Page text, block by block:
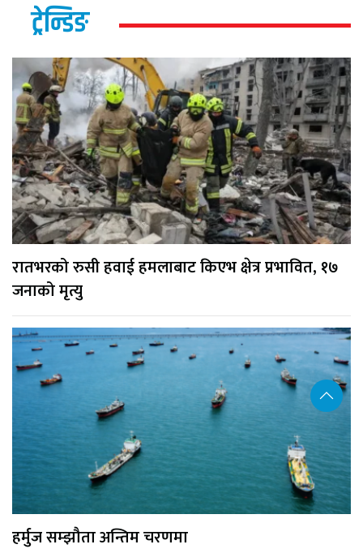
ट्रेन्डिङ
रातभरको रुसी हवाई हमलाबाट किएभ क्षेत्र प्रभावित, १७
जनाको मृत्यु
हर्मुज सम्झौता अन्तिम चरणमा